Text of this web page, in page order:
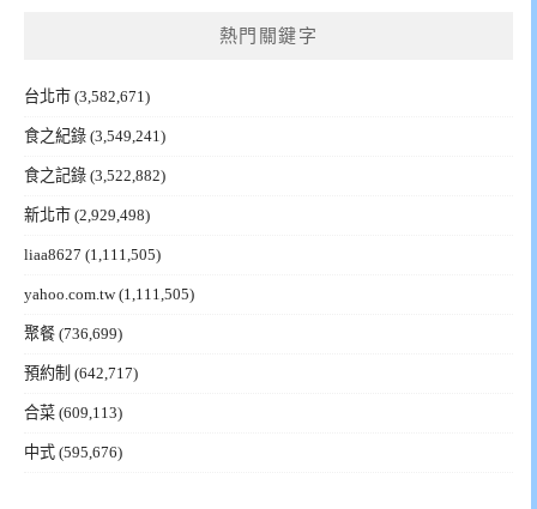
熱門關鍵字
台北市 (3,582,671)
食之紀錄 (3,549,241)
食之記錄 (3,522,882)
新北市 (2,929,498)
liaa8627 (1,111,505)
yahoo.com.tw(1,111,505)
聚餐 (736,699)
預約制 (642,717)
合菜 (609,113)
中式 (595,676)